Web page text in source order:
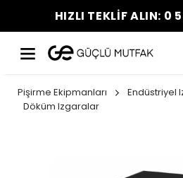
HIZLI TEKLİF ALIN: 0
Pişirme Ekipmanları
Endüstriyel
Döküm Izgaralar